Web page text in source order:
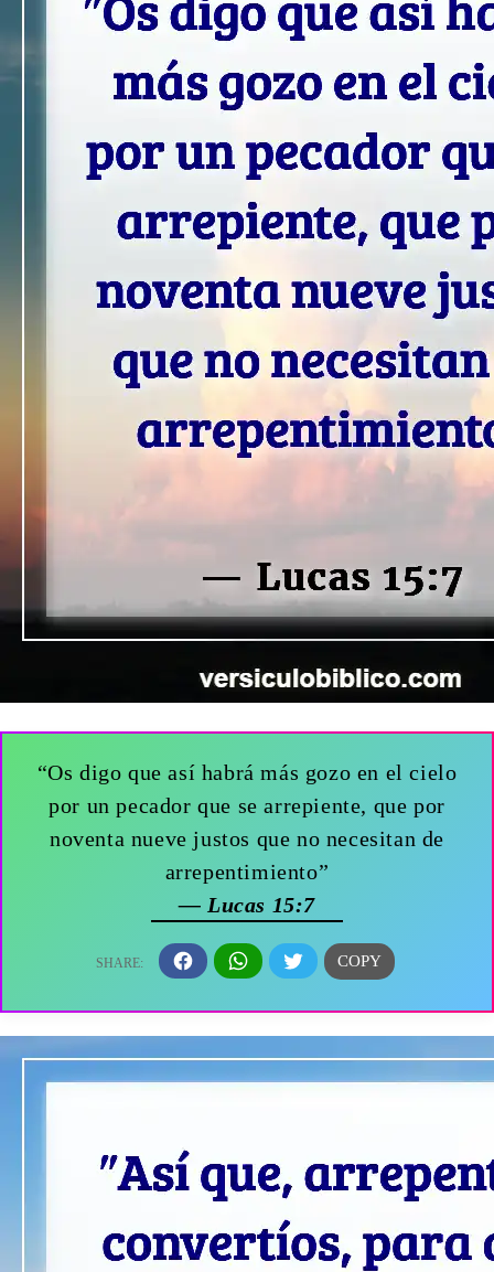
“Os digo que así habrá más gozo en el cielo
por un pecador que se arrepiente, que por
noventa nueve justos que no necesitan de
arrepentimiento”
— Lucas 15:7